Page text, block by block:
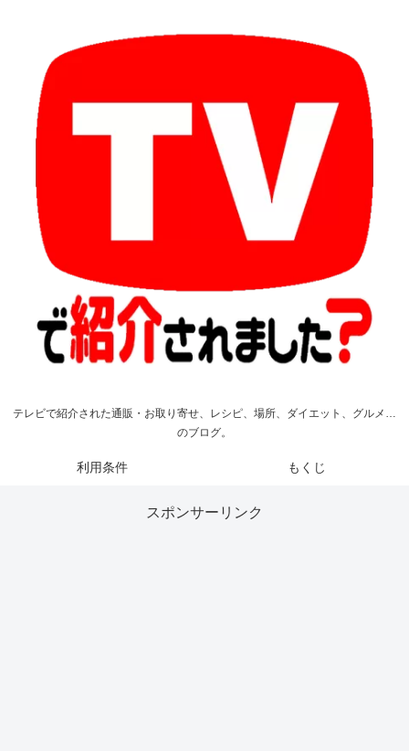
テレビで紹介された通販・お取り寄せ、レシピ、場所、ダイエット、グルメ…
のブログ。
利用条件 もくじ
スポンサーリンク